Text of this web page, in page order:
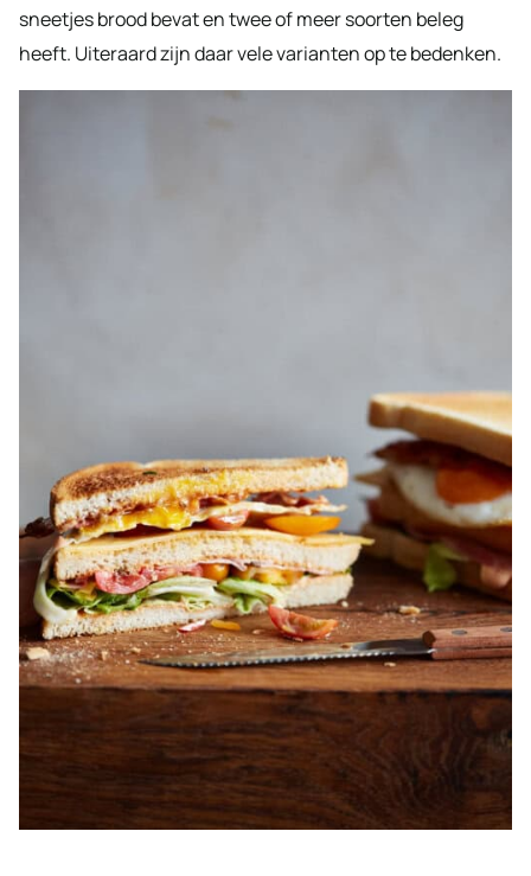
sneetjes brood bevat en twee of meer soorten beleg
heeft. Uiteraard zijn daar vele varianten op te bedenken.